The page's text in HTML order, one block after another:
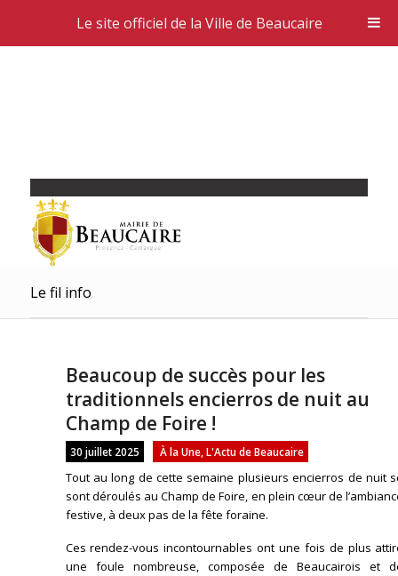
Le fil info
Beaucoup de succès pour les
traditionnels encierros de nuit au
Champ de Foire !
30 juillet 2025 À la Une, L'Actu de Beaucaire
Tout au long de cette semaine plusieurs encierros de nuit
sont déroulés au Champ de Foire, en plein cœur de
festive, à deux pas de la fête foraine.
Ces rendez-vous incontournables ont une fois de plus
une foule nombreuse, composée de Beaucairois et
Le site officiel de la Ville de Beaucaire